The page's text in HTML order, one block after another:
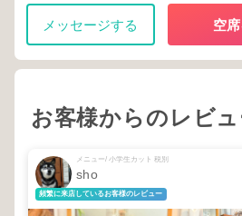
メッセージする 空
お客様からのレビ
メニュー/ 小学生カット 税別
sho
頻繁に来店しているお客様のレビュー